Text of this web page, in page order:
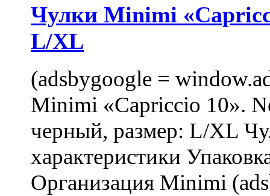
Чулки Minimi
L/XL
(adsbygoogle =
Minimi «Capriccio 10».
черный, размер: L/XL
характеристики
Организация Minimi